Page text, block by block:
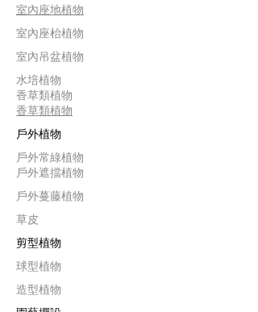
室內座地植物
室內座枱植物
室內吊盆植物
水培植物
香草類植物
香草類植物
戶外植物
戶外常綠植物
戶外遮擋植物
戶外蔓藤植物
草皮
剪型植物
球型植物
造型植物